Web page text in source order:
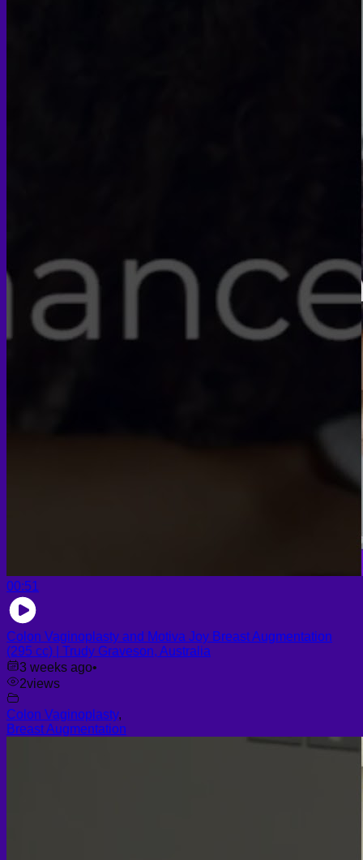
Reproductive Health — Ovarian Regenerative
Therapy for Infertility
00:51
Colon Vaginoplasty and Motiva Joy Breast Augmentation
(295 cc) | Trudy Graveson, Australia
3 weeks ago•
2views
Colon Vaginoplasty,
Breast Augmentation